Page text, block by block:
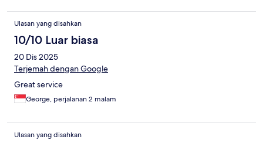
to the hotel was a pleasant surprise with a good range of
shopping and food outlets. We throughly enjoy our 8 days and
cannot speak more highly of the hotel, staff and great service.
Ulasan yang disahkan
10/10 Luar biasa
20 Dis 2025
Terjemah dengan Google
Great service
George, perjalanan 2 malam
Ulasan yang disahkan